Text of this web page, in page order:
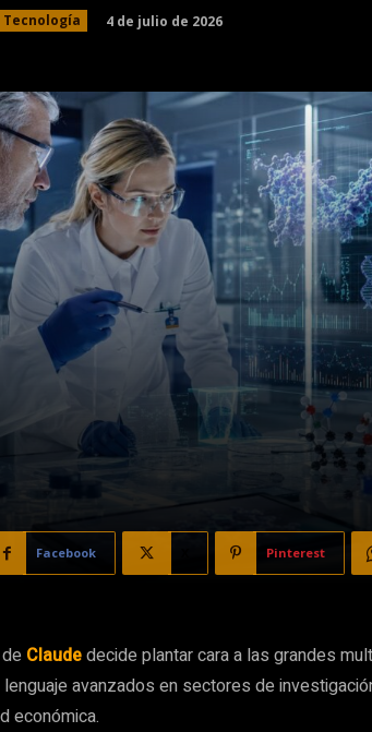
Tecnología 4 de julio de 2026
Facebook Pinterest
Claudedecide plantar cara a las grandes
avanzados en sectores de
económica.